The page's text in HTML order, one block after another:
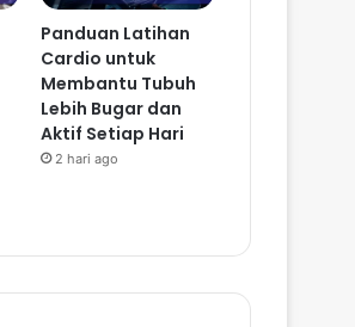
Panduan Latihan
Cardio untuk
Membantu Tubuh
Lebih Bugar dan
Aktif Setiap Hari
2 hari ago